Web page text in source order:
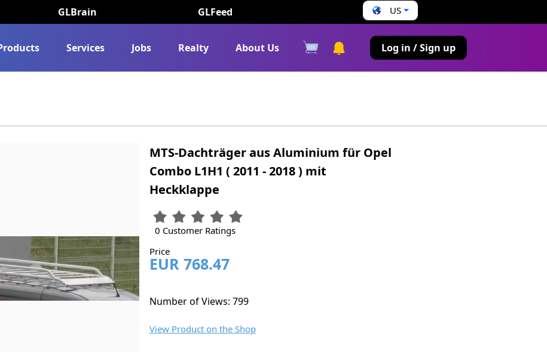
GLBrain GLFeed US
Services Jobs Realty About Us Log in / Sign up
MTS-Dachträger aus Aluminium für Opel
Combo L1H1 ( 2011 - 2018 ) mit
Heckklappe
0 Customer Ratings
Price
EUR 768.47
Number of Views: 799
View Product on the Shop